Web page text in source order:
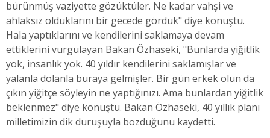
bürünmüş vaziyette gözüktüler. Ne kadar vahşi ve
ahlaksız olduklarını bir gecede gördük" diye konuştu.
Hala yaptıklarını ve kendilerini saklamaya devam
ettiklerini vurgulayan Bakan Özhaseki, "Bunlarda yiğitlik
yok, insanlık yok. 40 yıldır kendilerini saklamışlar ve
yalanla dolanla buraya gelmişler. Bir gün erkek olun da
çıkın yiğitçe söyleyin ne yaptığınızı. Ama bunlardan yiğitlik
beklenmez" diye konuştu. Bakan Özhaseki, 40 yıllık planı
milletimizin dik duruşuyla bozduğunu kaydetti.